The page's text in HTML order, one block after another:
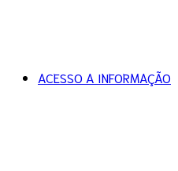
ACESSO A INFORMAÇÃO